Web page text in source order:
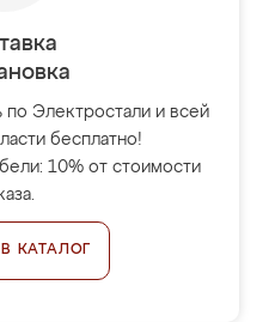
Электростали и всей
бесплатно!
10% от стоимости
КАТАЛОГ